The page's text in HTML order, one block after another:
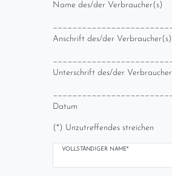
Name des/der Verbraucher(s)
Anschrift des/der Verbraucher(s)
Unterschrift des/der
Datum
(*) Unzutreffendes streichen
VOLLSTÄNDIGER NAME*